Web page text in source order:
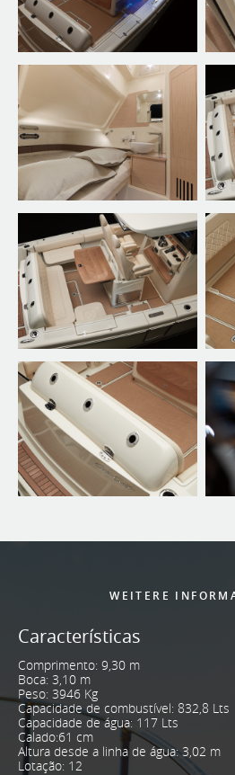
WEITERE
Características
Comprimento: 9,30 m
Boca: 3,10 m
Peso: 3946 Kg
Capacidade de combustível: 832,8 Lts
Capacidade de água: 117 Lts
Calado:61 cm
Altura desde a linha de água: 3,02 m
Lotação: 12